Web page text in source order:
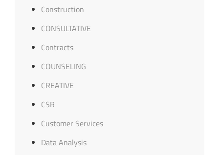
Construction
CONSULTATIVE
Contracts
COUNSELING
CREATIVE
CSR
Customer Services
Data Analysis